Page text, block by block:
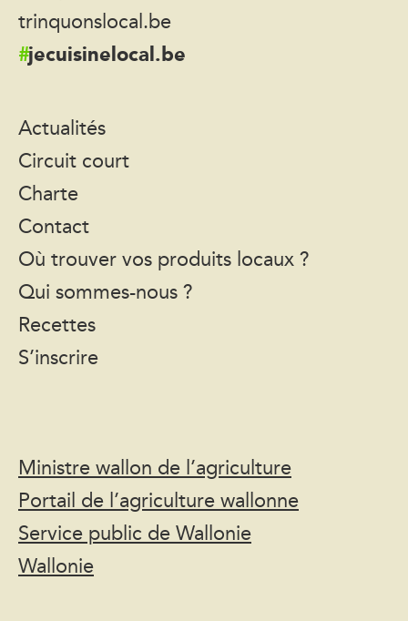
trinquonslocal.be
jecuisinelocal.be
Actualités
Circuit court
Charte
Contact
Où trouver vos produits locaux ?
Qui sommes-nous ?
Recettes
S’inscrire
Ministre wallon de l’agriculture
Portail de l’agriculture wallonne
Service public de Wallonie
Wallonie